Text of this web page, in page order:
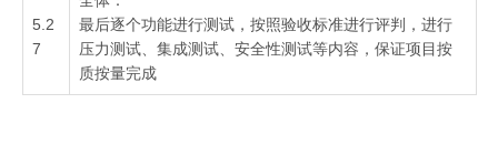
5.2
7
最后逐个功能进行测试，按照验收标准进行评判，进行
压力测试、集成测试、安全性测试等内容，保证项目按
质按量完成